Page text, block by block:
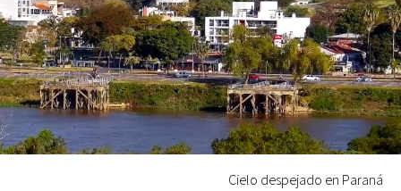
Cielo despejado en Paraná